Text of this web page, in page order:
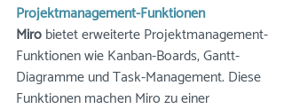
Projektmanagement-Funktionen
Miro bietet erweiterte Projektmanagement-
Funktionen wie Kanban-Boards, Gantt-
Diagramme und Task-Management. Diese
Funktionen machen Miro zu einer